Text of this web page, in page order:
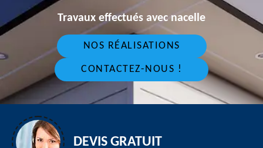
Travaux effectués avec nacelle
NOS RÉALISATIONS
CONTACTEZ-NOUS !
DEVIS GRATUIT